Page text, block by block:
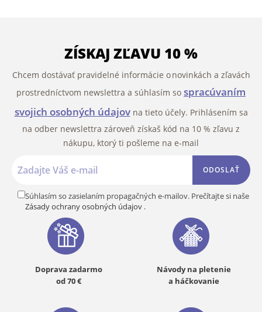
ZÍSKAJ ZĽAVU 10 %
Chcem dostávať pravidelné informácie o novinkách a zľavách
prostredníctvom newslettra a súhlasím so spracúvaním
svojich osobných údajovna tieto účely. Prihlásením sa
na odber newslettra zároveň získaš kód na 10 % zľavu z
nákupu, ktorý ti pošleme na e-mail
ODOSLAŤ
Súhlasím so zasielaním propagačných e-mailov. Prečítajte si naše
Zásady ochrany osobných údajov .
Doprava zadarmo
od 70 €
Návody na pletenie
a háčkovanie